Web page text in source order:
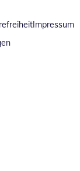
neuem Fenster
Impressum